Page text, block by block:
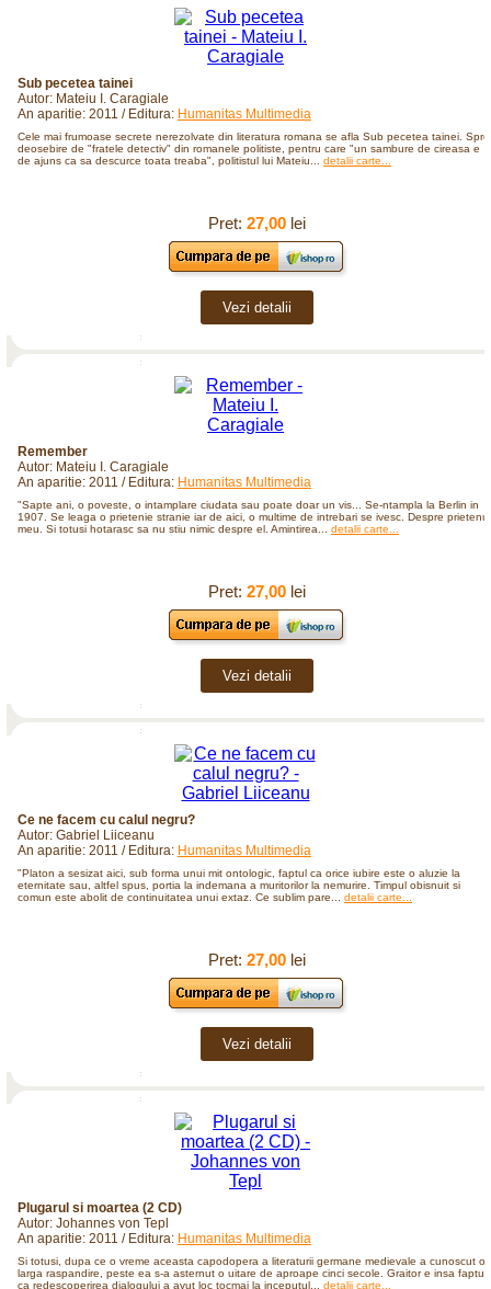
Sub pecetea tainei
Autor: Mateiu I. Caragiale
An aparitie: 2011 / Editura: Humanitas Multimedia
Cele mai frumoase secrete nerezolvate din literatura romana se afla Sub pecetea tainei. Spre
deosebire de "fratele detectiv" din romanele politiste, pentru care "un sambure de cireasa e
de ajuns ca sa descurce toata treaba", politistul lui Mateiu... detalii carte...
Pret: 27,00lei
Vezi detalii
Remember
Autor: Mateiu I. Caragiale
An aparitie: 2011 / Editura: Humanitas Multimedia
"Sapte ani, o poveste, o intamplare ciudata sau poate doar un vis... Se-ntampla la Berlin in
1907. Se leaga o prietenie stranie iar de aici, o multime de intrebari se ivesc. Despre prietenul
meu. Si totusi hotarasc sa nu stiu nimic despre el. Amintirea... detalii carte...
Pret: 27,00lei
Vezi detalii
Ce ne facem cu calul negru?
Autor: Gabriel Liiceanu
An aparitie: 2011 / Editura: Humanitas Multimedia
"Platon a sesizat aici, sub forma unui mit ontologic, faptul ca orice iubire este o aluzie la
eternitate sau, altfel spus, portia la indemana a muritorilor la nemurire. Timpul obisnuit si
comun este abolit de continuitatea unui extaz. Ce sublim pare... detalii carte...
Pret: 27,00lei
Vezi detalii
Plugarul si moartea (2 CD)
Autor: Johannes von Tepl
An aparitie: 2011 / Editura: Humanitas Multimedia
Si totusi, dupa ce o vreme aceasta capodopera a literaturii germane medievale a cunoscut o
larga raspandire, peste ea s-a asternut o uitare de aproape cinci secole. Graitor e insa faptul
ca redescoperirea dialogului a avut loc tocmai la inceputul... detalii carte...